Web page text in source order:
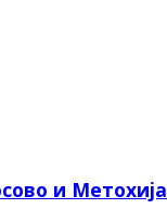
и Метохија